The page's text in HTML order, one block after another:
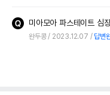
완두콩 2023.12.07 답변